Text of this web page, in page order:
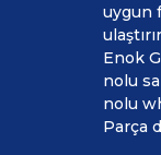
uygun
Enok
nolu
nolu
Parça